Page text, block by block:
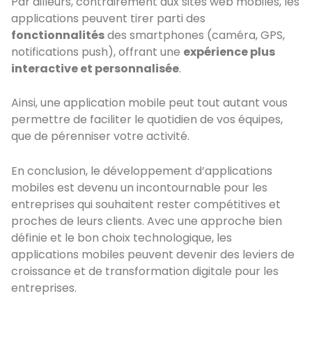
applications peuvent tirer parti des
fonctionnalitésdes smartphones (caméra, GPS,
notifications push), offrant une expérience plus
interactive et personnalisée.
Ainsi, une application mobile peut tout autant vous
permettre de faciliter le quotidien de vos équipes,
que de pérenniser votre activité.
En conclusion, le développement d’applications
mobiles est devenu un incontournable pour les
entreprises qui souhaitent rester compétitives et
proches de leurs clients. Avec une approche bien
définie et le bon choix technologique, les
applications mobiles peuvent devenir des leviers de
croissance et de transformation digitale pour les
entreprises.